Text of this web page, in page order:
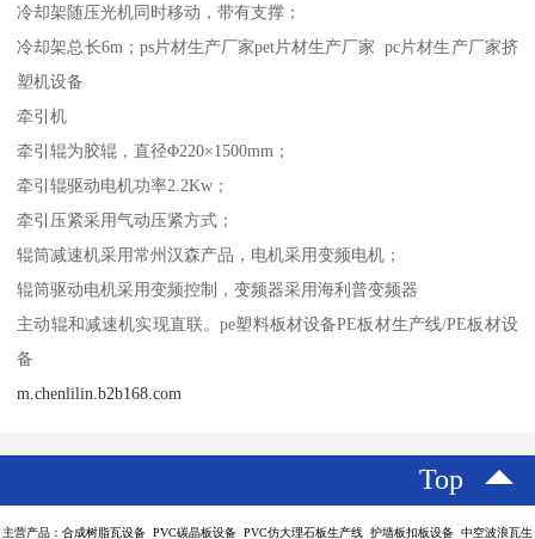
冷却架随压光机同时移动，带有支撑；
冷却架总长6m；ps片材生产厂家pet片材生产厂家 pc片材生产厂家挤
塑机设备
牵引机
牵引辊为胶辊，直径Φ220×1500mm；
牵引辊驱动电机功率2.2Kw；
牵引压紧采用气动压紧方式；
辊筒减速机采用常州汉森产品，电机采用变频电机；
辊筒驱动电机采用变频控制，变频器采用海利普变频器
主动辊和减速机实现直联。pe塑料板材设备PE板材生产线/PE板材设
备
m.chenlilin.b2b168.com
Top
主营产品：合成树脂瓦设备 PVC碳晶板设备 PVC仿大理石板生产线 护墙板扣板设备 中空波浪瓦生